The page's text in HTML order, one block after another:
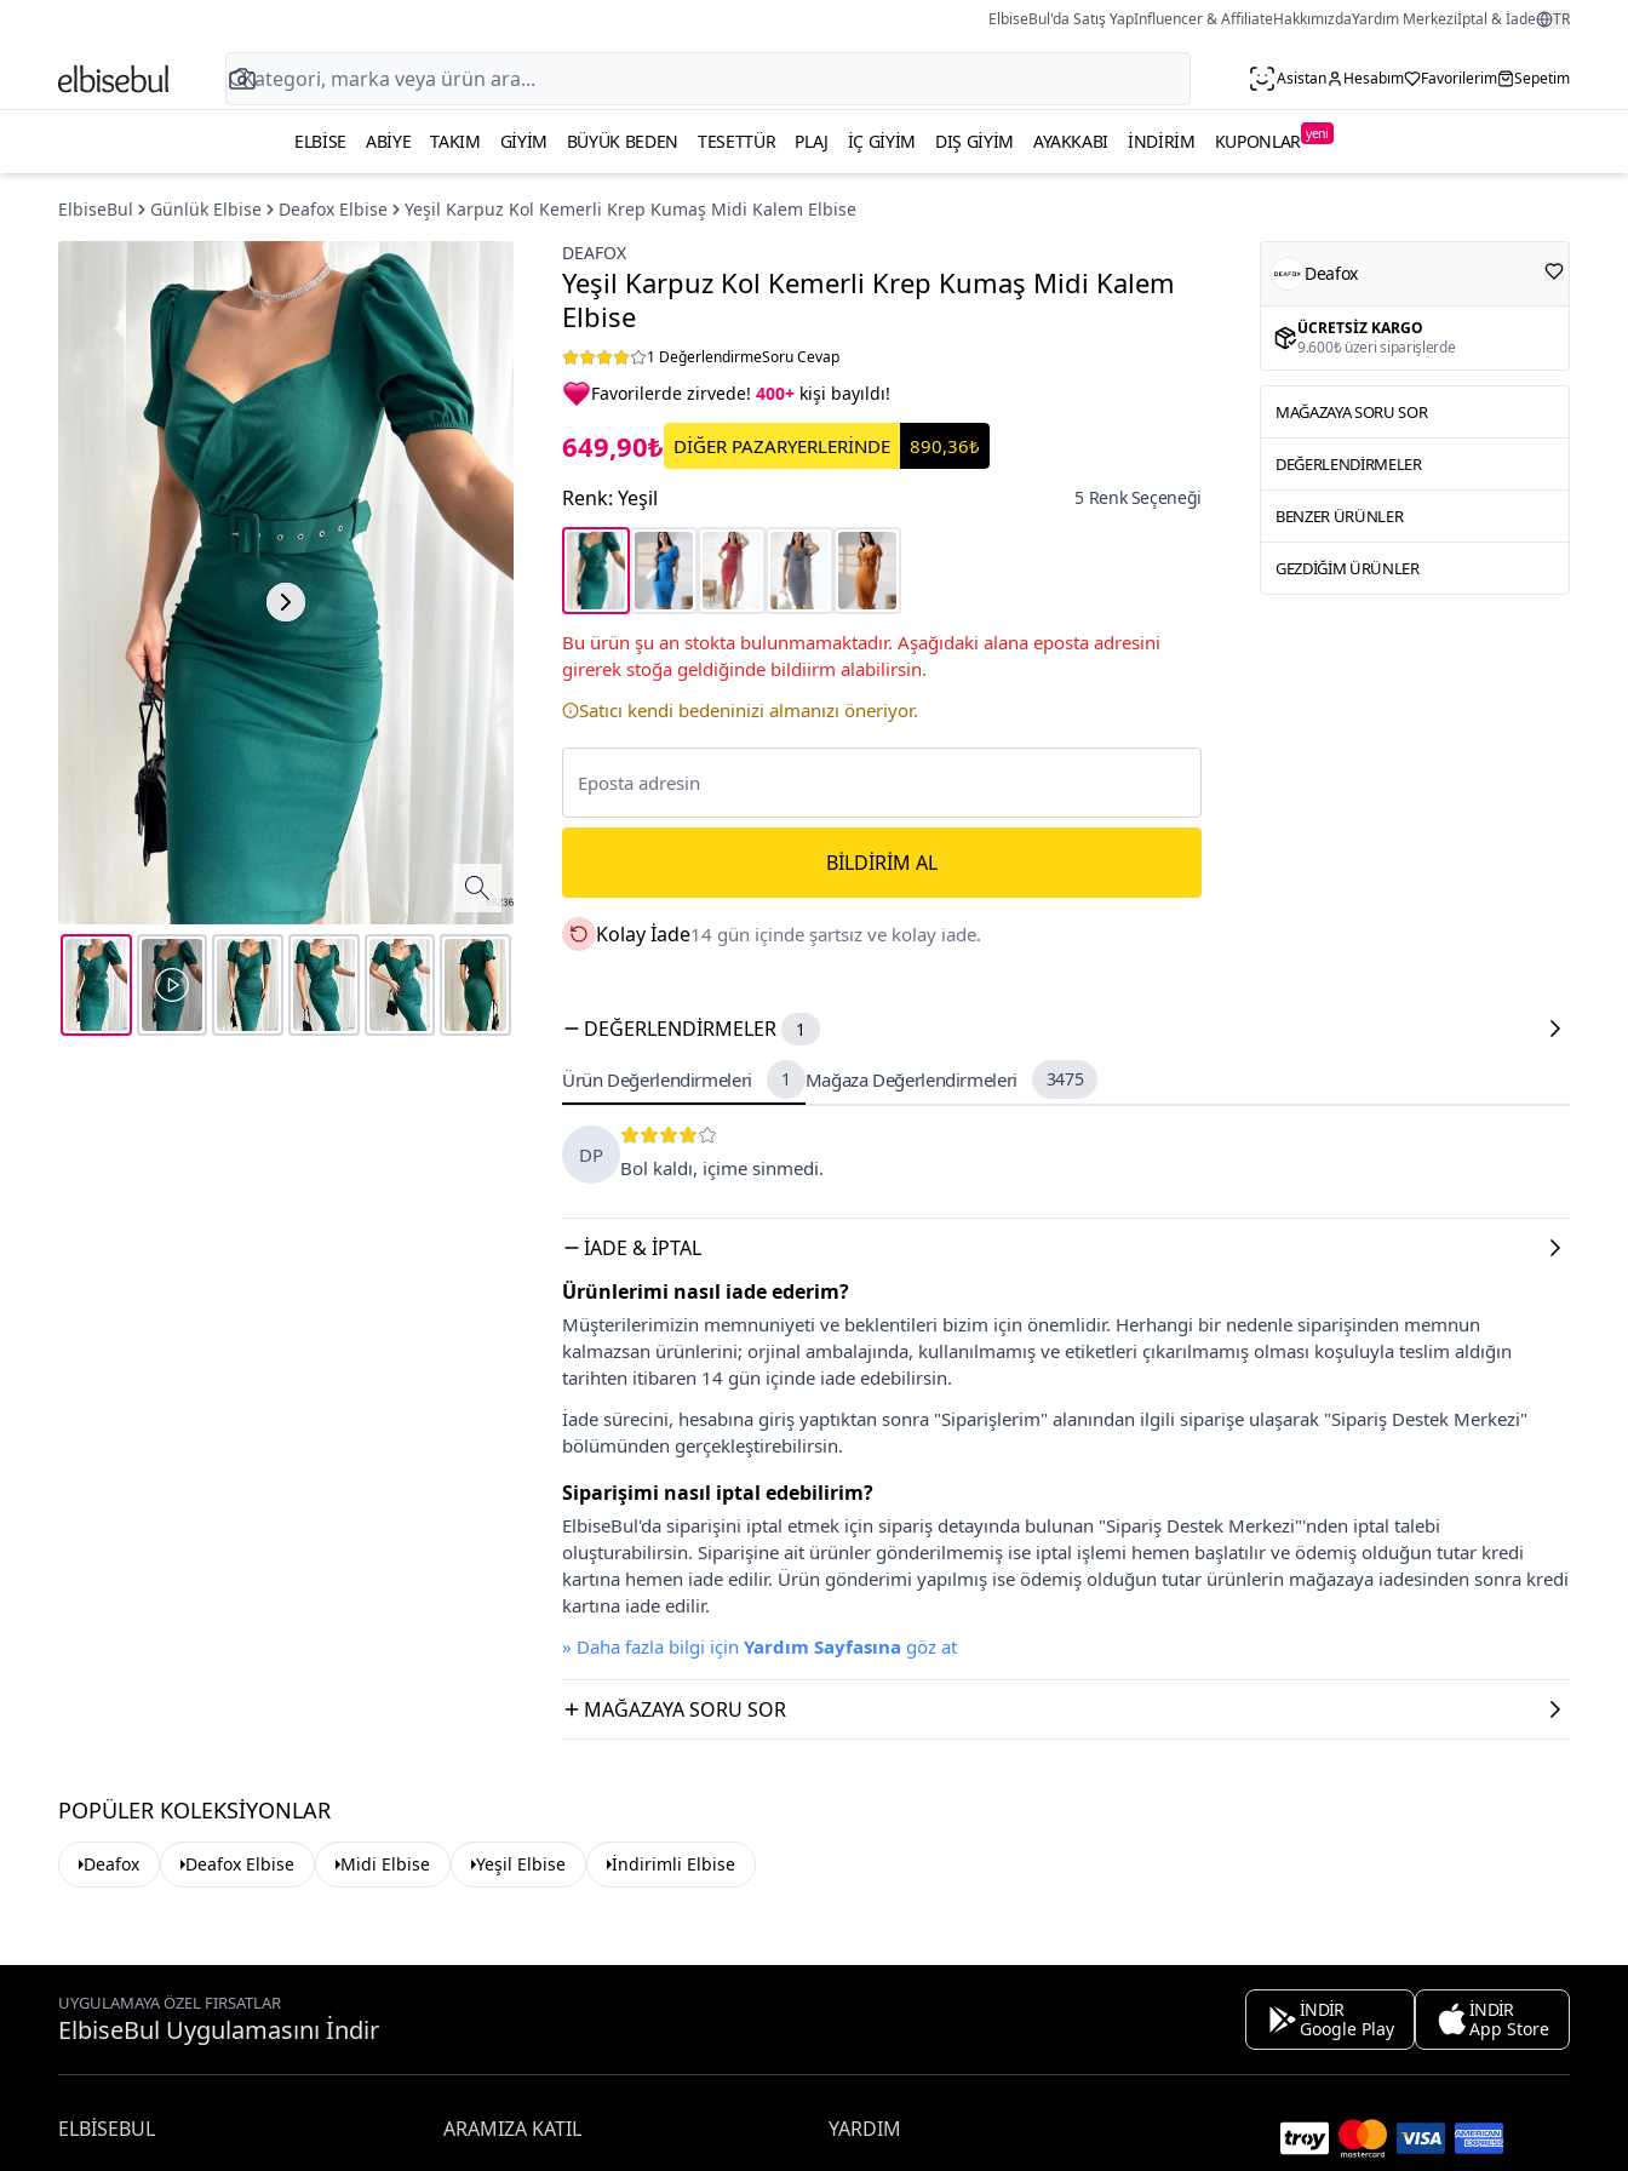
ElbiseBul'da Satış YapInfluencer & AffiliateHakkımızdaYardım Merkeziİptal & İade TR
Asistan Hesabım Favorilerim Sepetim
ELBISE ABIYE TAKIM GIYIM BÜYÜK BEDEN TESETTÜR PLAJ İÇ GIYIM DIŞ GIYIM AYAKKABI İNDIRIM KUPONLAR yeni
ElbiseBul Günlük Elbise Deafox Elbise
Yeşil Karpuz Kol Kemerli Krep Kumaş Midi Kalem Elbise
DEAFOX
Yeşil Karpuz Kol Kemerli Krep Kumaş Midi Kalem
Elbise
1 DeğerlendirmeSoru Cevap
Favorilerde zirvede! 400+ kişi bayıldı!
649,90₺ DİĞER PAZARYERLERİNDE 890,36₺
Renk: Yeşil 5 Renk Seçeneği
Bu ürün şu an stokta bulunmamaktadır. Aşağıdaki alana eposta adresini
girerek stoğa geldiğinde bildiirm alabilirsin.
Satıcı kendi bedeninizi almanızı öneriyor.
BILDIRIM AL
Kolay İade14 gün içinde şartsız ve kolay iade.
Deafox
ÜCRETSIZ KARGO
9.600₺ üzeri siparişlerde
MAĞAZAYA SORU SOR
DEĞERLENDIRMELER
BENZER ÜRÜNLER
GEZDIĞIM ÜRÜNLER
DEĞERLENDIRMELER 1
Ürün Değerlendirmeleri 1 Mağaza Değerlendirmeleri 3475
DP
Bol kaldı, içime sinmedi.
İADE & İPTAL
Ürünlerimi nasıl iade ederim?
Müşterilerimizin memnuniyeti ve beklentileri bizim için önemlidir. Herhangi bir nedenle siparişinden memnun
kalmazsan ürünlerini; orjinal ambalajında, kullanılmamış ve etiketleri çıkarılmamış olması koşuluyla teslim aldığın
tarihten itibaren 14 gün içinde iade edebilirsin.
İade sürecini, hesabına giriş yaptıktan sonra "Siparişlerim" alanından ilgili siparişe ulaşarak "Sipariş Destek Merkezi"
bölümünden gerçekleştirebilirsin.
Siparişimi nasıl iptal edebilirim?
ElbiseBul'da siparişini iptal etmek için sipariş detayında bulunan "Sipariş Destek Merkezi"'nden iptal talebi
oluşturabilirsin. Siparişine ait ürünler gönderilmemiş ise iptal işlemi hemen başlatılır ve ödemiş olduğun tutar kredi
kartına hemen iade edilir. Ürün gönderimi yapılmış ise ödemiş olduğun tutar ürünlerin mağazaya iadesinden sonra kredi
kartına iade edilir.
» Daha fazla bilgi için Yardım Sayfasına göz at
MAĞAZAYA SORU SOR
POPÜLER KOLEKSIYONLAR
Deafox Deafox Elbise Midi Elbise Yeşil Elbise İndirimli Elbise
UYGULAMAYA ÖZEL FIRSATLAR
ElbiseBul Uygulamasını İndir
İNDİR
Google Play
İNDİR
App Store
ELBISEBUL
ARAMIZA KATIL
YARDIM